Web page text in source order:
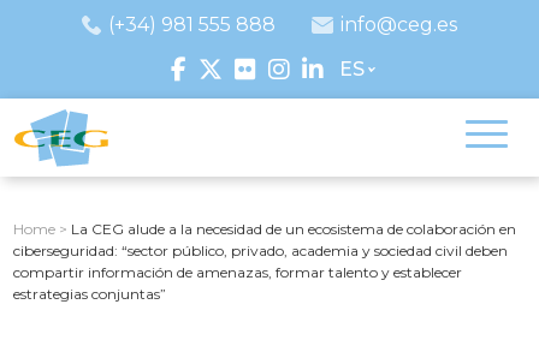
(+34) 981 555 888
info@ceg.es
ES
Home > La CEG alude a la necesidad de un ecosistema de colaboración en
ciberseguridad: “sector público, privado, academia y sociedad civil deben
compartir información de amenazas, formar talento y establecer
estrategias conjuntas”